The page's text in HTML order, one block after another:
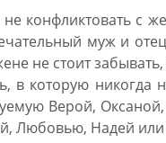
конфликтовать с
муж и
не стоит
в которую
Верой,
Любовью, Надей или